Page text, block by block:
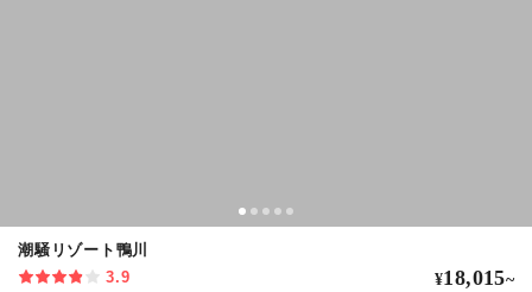
潮騒リゾート鴨川
3.9
¥18,015~